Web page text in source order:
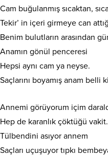
Cam buğulanmış sıcaktan,
Tekir’ in içeri girmeye can
Benim bulutların arasından
Anamın gönül penceresi
Hepsi aynı cam ya neyse.
Saçlarını boyamış anam belli
Annemi görüyorum içim
Hep de karanlık çöktüğü vakit.
Tülbendini asıyor annem
Saçları uçuşuyor tıpkı